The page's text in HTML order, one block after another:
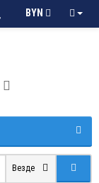
BYN
Везде